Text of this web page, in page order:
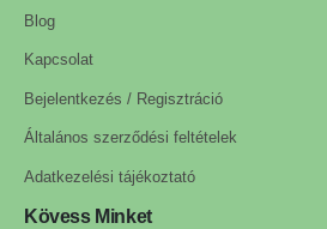
Blog
Kapcsolat
Bejelentkezés / Regisztráció
Általános szerződési feltételek
Adatkezelési tájékoztató
Kövess Minket